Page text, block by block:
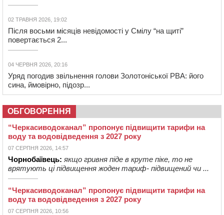
02 ТРАВНЯ 2026, 19:02
Після восьми місяців невідомості у Смілу “на щиті”
повертається 2...
04 ЧЕРВНЯ 2026, 20:16
Уряд погодив звільнення голови Золотоніської РВА: його
сина, ймовірно, підозр...
ОБГОВОРЕННЯ
“Черкасиводоканал” пропонує підвищити тарифи на
воду та водовідведення з 2027 року
07 СЕРПНЯ 2026, 14:57
Чорнобаївець: якщо гривня піде в круте піке, то не
врятують ці підвищення жоден тариф- підвищений чи ...
“Черкасиводоканал” пропонує підвищити тарифи на
воду та водовідведення з 2027 року
07 СЕРПНЯ 2026, 10:56